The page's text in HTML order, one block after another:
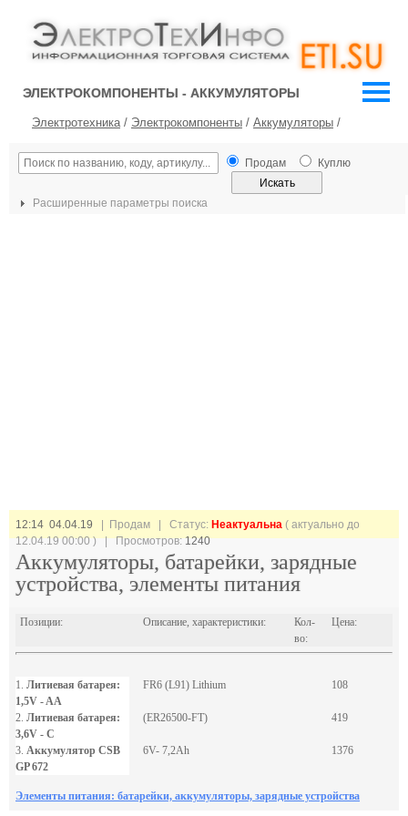
ЭЛЕКТРОКОМПОНЕНТЫ - АККУМУЛЯТОРЫ
Электротехника/ Электрокомпоненты / Аккумуляторы /
Продам Куплю
Расширенные параметры поиска
12:14 04.04.19 | Продам | Статус: Неактуальна ( актуально до
12.04.19 00:00 ) | Просмотров:1240
Аккумуляторы, батарейки, зарядные
устройства, элементы питания
Позиции: Описание, характеристики:
Кол-
во:
Цена:
1. Литиевая батарея:
1,5V - AA
FR6 (L91) Lithium 108
2. Литиевая батарея:
3,6V - C
(ER26500-FT) 419
3. Аккумулятор CSB
GP 672
6V- 7,2Ah 1376
Элементы питания: батарейки, аккумуляторы, зарядные устройства